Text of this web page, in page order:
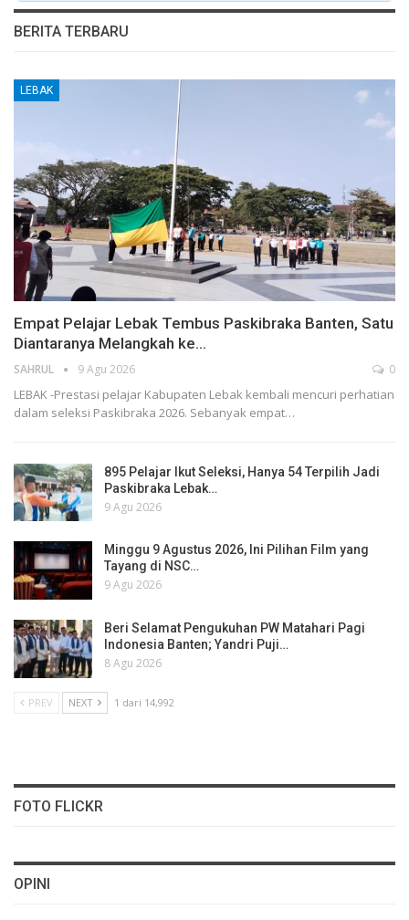
BERITA TERBARU
LEBAK
Empat Pelajar Lebak Tembus Paskibraka Banten, Satu
Diantaranya Melangkah ke…
SAHRUL 9 Agu 2026 0
LEBAK -Prestasi pelajar Kabupaten Lebak kembali mencuri perhatian
dalam seleksi Paskibraka 2026. Sebanyak empat…
895 Pelajar Ikut Seleksi, Hanya 54 Terpilih Jadi
Paskibraka Lebak…
9 Agu 2026
Minggu 9 Agustus 2026, Ini Pilihan Film yang
Tayang di NSC…
9 Agu 2026
Beri Selamat Pengukuhan PW Matahari Pagi
Indonesia Banten; Yandri Puji…
8 Agu 2026
PREV NEXT 1 dari 14,992
FOTO FLICKR
OPINI